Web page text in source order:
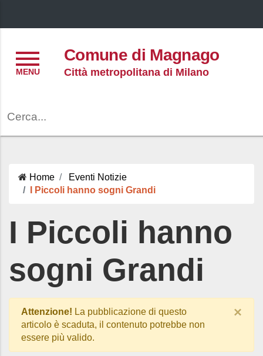
Comune di Magnago
Città metropolitana di Milano
Home Eventi Notizie
I Piccoli hanno sogni Grandi
I Piccoli hanno
sogni Grandi
Attenzione! La pubblicazione di questo
articolo è scaduta, il contenuto potrebbe non
essere più valido.
×